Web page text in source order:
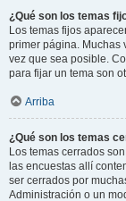
¿Qué son los temas
Los temas fijos
primer página. Muchas
vez que sea posible.
para fijar un tema son
Arriba
¿Qué son los temas
Los temas cerrados
las encuestas allí
ser cerrados por
Administración o un